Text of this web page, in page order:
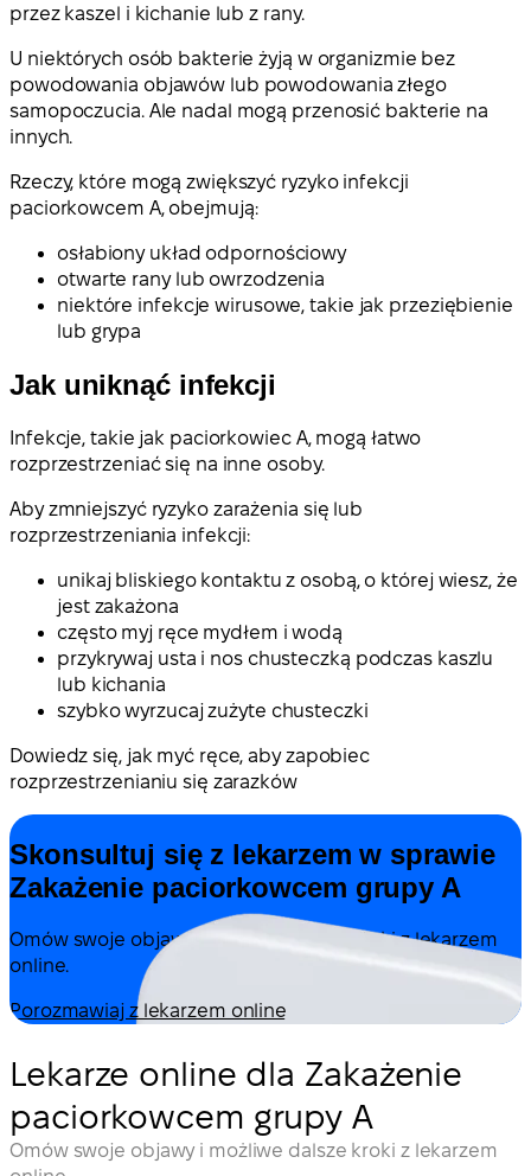
przez kaszel i kichanie lub z rany.
U niektórych osób bakterie żyją w organizmie bez
powodowania objawów lub powodowania złego
samopoczucia. Ale nadal mogą przenosić bakterie na
innych.
Rzeczy, które mogą zwiększyć ryzyko infekcji
paciorkowcem A, obejmują:
osłabiony układ odpornościowy
otwarte rany lub owrzodzenia
niektóre infekcje wirusowe, takie jak przeziębienie
lub grypa
Jak uniknąć infekcji
Infekcje, takie jak paciorkowiec A, mogą łatwo
rozprzestrzeniać się na inne osoby.
Aby zmniejszyć ryzyko zarażenia się lub
rozprzestrzeniania infekcji:
unikaj bliskiego kontaktu z osobą, o której wiesz, że
jest zakażona
często myj ręce mydłem i wodą
przykrywaj usta i nos chusteczką podczas kaszlu
lub kichania
szybko wyrzucaj zużyte chusteczki
Dowiedz się, jak myć ręce, aby zapobiec
rozprzestrzenianiu się zarazków
Skonsultuj się z lekarzem w sprawie
Zakażenie paciorkowcem grupy A
Omów swoje objawy i możliwe dalsze kroki z lekarzem
online.
Porozmawiaj z lekarzem online
Lekarze online dla Zakażenie
paciorkowcem grupy A
Omów swoje objawy i możliwe dalsze kroki z lekarzem